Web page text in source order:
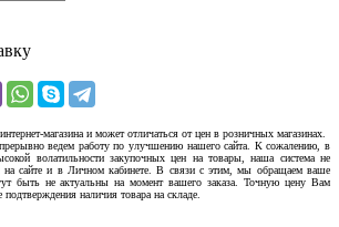
магазина и может отличаться от цен в розничных магазинах.
ведем работу по улучшению нашего сайта. К сожалению, в
волатильности закупочных цен на товары, наша система не
на сайте и в Личном кабинете. В связи с этим, мы обращаем ваше
быть не актуальны на момент вашего заказа. Точную цену Вам
наличия товара на складе.